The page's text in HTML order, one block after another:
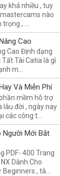
khá nhiều , tuy
nào
, ...
Cao
Cao Định dạng
Tất Tài Catia là gì
m...
Và Miễn Phí
mềm hỗ trợ
lâu đời , ngày nay
các công t...
Người Mới Bắt
PDF- 400 Trang
Dành Cho
, tà...